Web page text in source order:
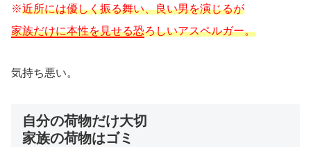
※近所には優しく振る舞い、良い男を演じるが
家族だけに本性を見せる恐ろしいアスペルガー。
気持ち悪い。
自分の荷物だけ大切
家族の荷物はゴミ